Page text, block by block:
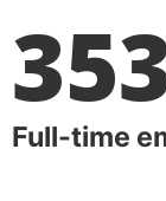
Full-time